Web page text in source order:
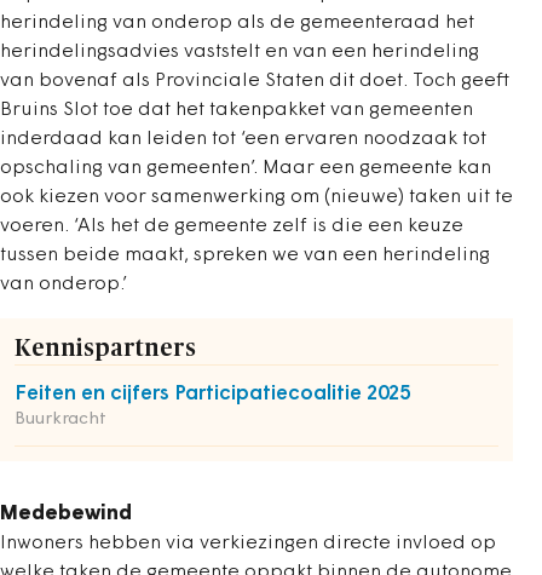
herindeling van onderop als de gemeenteraad het
herindelingsadvies vaststelt en van een herindeling
van bovenaf als Provinciale Staten dit doet. Toch geeft
Bruins Slot toe dat het takenpakket van gemeenten
inderdaad kan leiden tot ‘een ervaren noodzaak tot
opschaling van gemeenten’. Maar een gemeente kan
ook kiezen voor samenwerking om (nieuwe) taken uit te
voeren. ‘Als het de gemeente zelf is die een keuze
tussen beide maakt, spreken we van een herindeling
van onderop.’
Kennispartners
Feiten en cijfers Participatiecoalitie 2025
Buurkracht
Medebewind
Inwoners hebben via verkiezingen directe invloed op